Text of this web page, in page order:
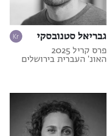
גבריאל סטנובסקי
פרס קריל 2025
האונ' העברית בירושלים